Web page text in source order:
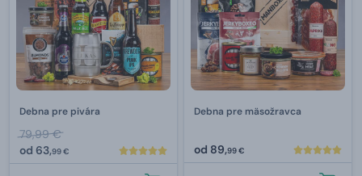
Debna pre pivára
79,99 €
od 63,99 €
Debna pre mäsožravca
od 89,99 €